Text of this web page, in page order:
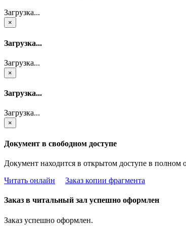
Загрузка...
×
Загрузка...
Загрузка...
×
Загрузка...
Загрузка...
×
Документ в свободном доступе
Документ находится в открытом доступе в
Читать онлайн
Заказ копии фрагмента
Заказ в читальный зал успешно оформлен
Заказ успешно оформлен.